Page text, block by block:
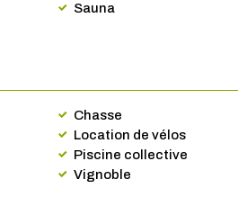
Sauna
Chasse
Location de vélos
Piscine collective
Vignoble